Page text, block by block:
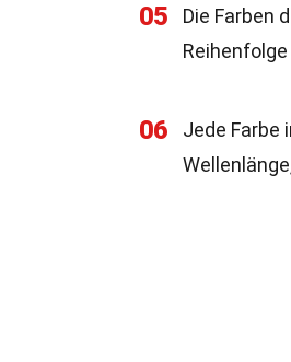
05
Die Farben
06 Jede Farbe